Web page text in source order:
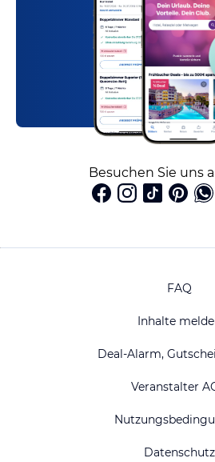
Besuchen Sie uns
FAQ
Inhalte
Deal-Alarm,
Veranstalter
Datenschutz